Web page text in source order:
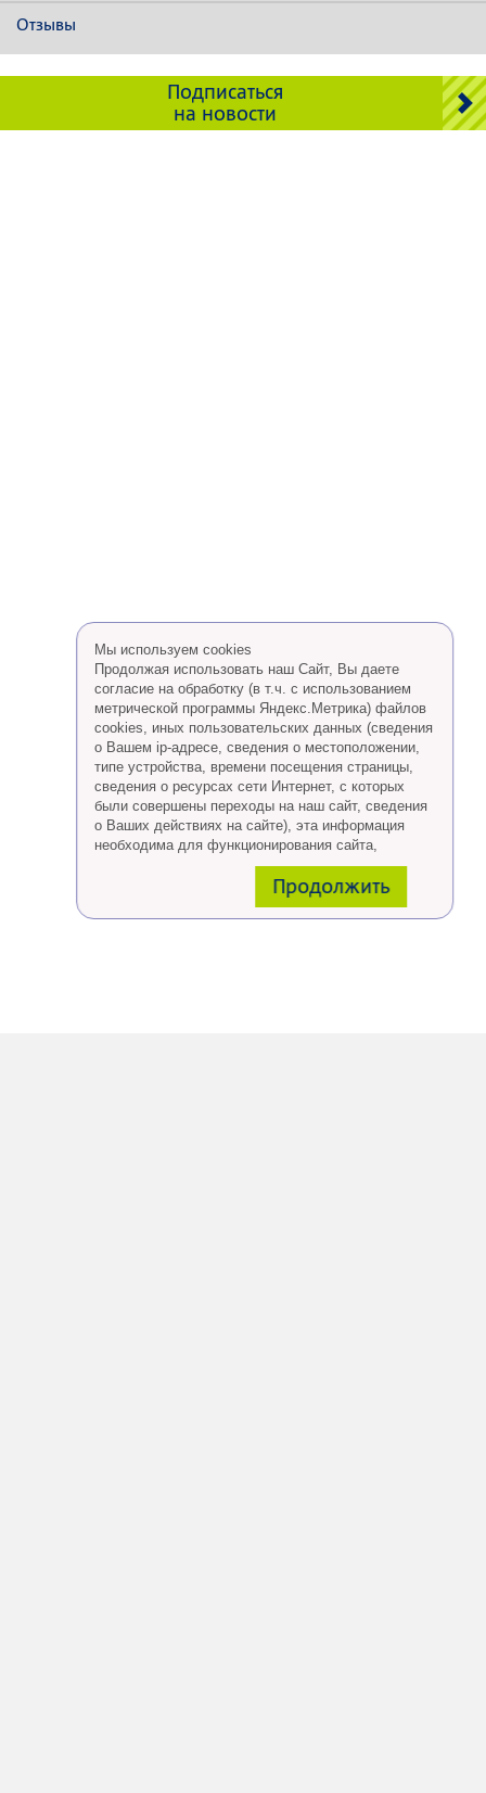
Отзывы
Подписаться
на новости
Мы используем cookies
Продолжая использовать наш Сайт, Вы даете
согласие на обработку (в т.ч. с использованием
метрической программы Яндекс.Метрика) файлов
cookies, иных пользовательских данных (сведения
о Вашем ip-адресе, сведения о местоположении,
типе устройства, времени посещения страницы,
сведения о ресурсах сети Интернет, с которых
были совершены переходы на наш сайт, сведения
о Ваших действиях на сайте), эта информация
необходима для функционирования сайта,
проведения ретаргетинга, а также статистических
Eсли Вы согласны, продолжайте пользоваться
сайтом, если Вы не хотите, чтобы Ваши данные
Продолжить